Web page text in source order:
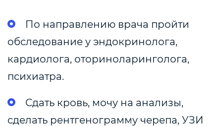
По направлению врача пройти
обследование у эндокринолога,
кардиолога, оториноларинголога,
психиатра.
Сдать кровь, мочу на анализы,
сделать рентгенограмму черепа, УЗИ